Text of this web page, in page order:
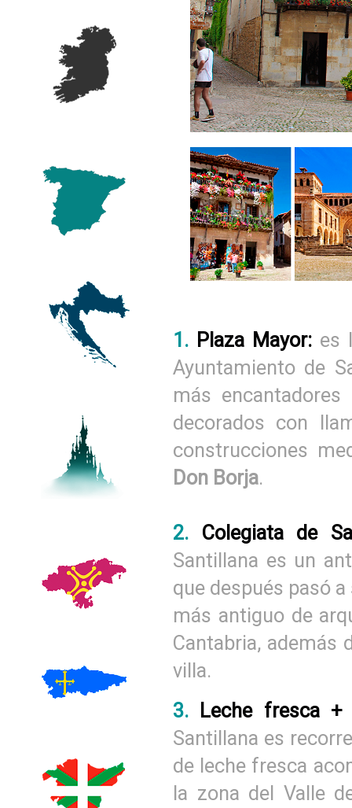
1. Plaza Mayor:es
Ayuntamiento de
más
decorados con
construcciones
Don Borja.
2. Colegiata de
Santillana es un
que después pasó
más antiguo de
Cantabria, además
villa.
3.
Leche fresca +
Santillana es
de leche fresca
la zona del Valle